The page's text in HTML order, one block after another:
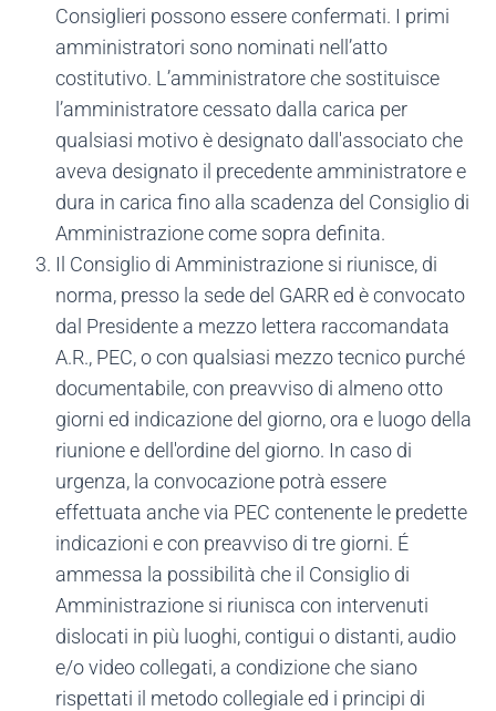
Consiglieri possono essere confermati. I primi
amministratori sono nominati nell’atto
costitutivo. L’amministratore che sostituisce
l’amministratore cessato dalla carica per
qualsiasi motivo è designato dall'associato che
aveva designato il precedente amministratore e
dura in carica fino alla scadenza del Consiglio di
Amministrazione come sopra definita.
Il Consiglio di Amministrazione si riunisce, di
norma, presso la sede del GARR ed è convocato
dal Presidente a mezzo lettera raccomandata
A.R., PEC, o con qualsiasi mezzo tecnico purché
documentabile, con preavviso di almeno otto
giorni ed indicazione del giorno, ora e luogo della
riunione e dell'ordine del giorno. In caso di
urgenza, la convocazione potrà essere
effettuata anche via PEC contenente le predette
indicazioni e con preavviso di tre giorni. É
ammessa la possibilità che il Consiglio di
Amministrazione si riunisca con intervenuti
dislocati in più luoghi, contigui o distanti, audio
e/o video collegati, a condizione che siano
rispettati il metodo collegiale ed i principi di